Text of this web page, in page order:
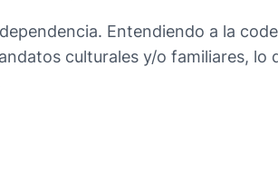
Entendiendo a la
culturales y/o familiares, lo